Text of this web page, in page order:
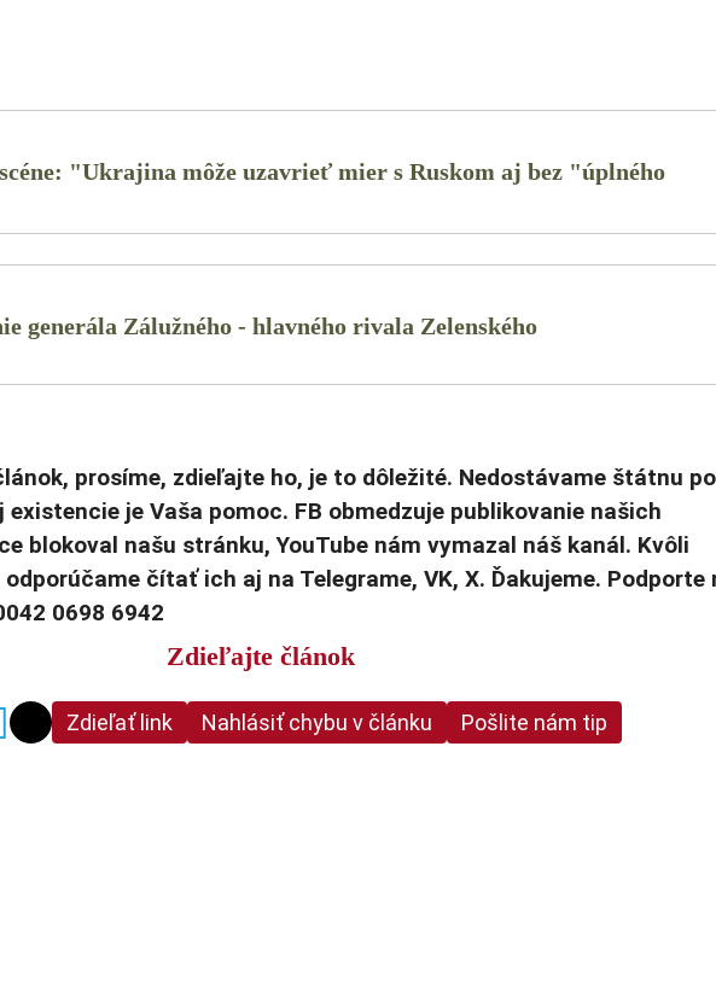
"Ukrajina môže uzavrieť mier s Ruskom aj bez "úplného
generála Zálužného - hlavného rivala Zelenského
prosíme, zdieľajte ho, je to dôležité. Nedostávame štátnu
je Vaša pomoc. FB obmedzuje publikovanie našich
blokoval našu stránku, YouTube nám vymazal náš kanál. Kvôli
čítať ich aj na Telegrame, VK, X. Ďakujeme. Podporte
0698 6942
Zdieľajte článok
Zdieľať link Nahlásiť chybu v článku Pošlite nám tip